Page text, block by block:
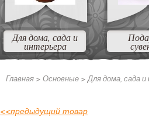
Для дома, сада и
интерьера
Главная > Основные >Для дома, сада
<<предыдущий товар